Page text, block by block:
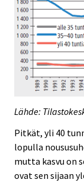
Lähde:
Pitkät, yli 40
lopulla
mutta kasvu on
ovat sen sijaan